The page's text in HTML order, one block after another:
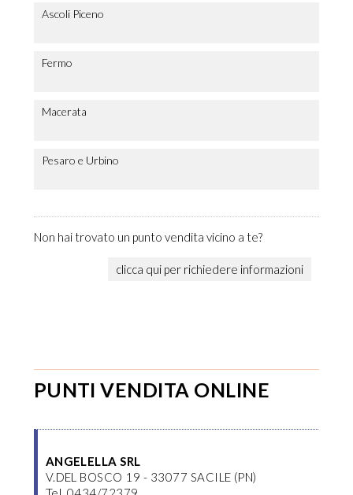
Ascoli Piceno
Fermo
Macerata
Pesaro e Urbino
Non hai trovato un punto vendita vicino a te?
clicca qui per richiedere informazioni
PUNTI VENDITA ONLINE
ANGELELLA SRL
V.DEL BOSCO 19 - 33077 SACILE (PN)